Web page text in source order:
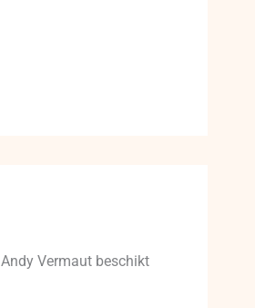
Andy Vermaut beschikt